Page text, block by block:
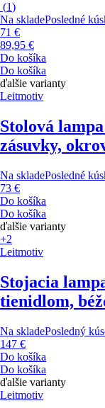
(1)
Na skladePosledné
71 €
89,95 €
Do košíka
Do košíka
ďalšie varianty
Leitmotiv
Stolová
zásuvky,
Na skladePosledné
73 €
Do košíka
Do košíka
ďalšie varianty
+2
Leitmotiv
Stojacia
tienidlom,
Na skladePosledný
147 €
Do košíka
Do košíka
ďalšie varianty
Leitmotiv